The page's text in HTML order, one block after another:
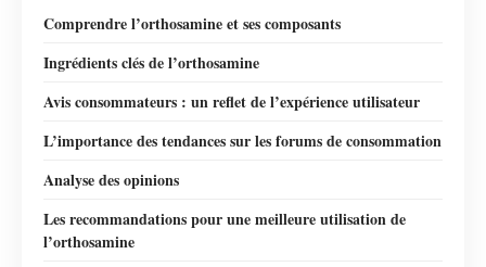
Comprendre l’orthosamine et ses composants
Ingrédients clés de l’orthosamine
Avis consommateurs : un reflet de l’expérience utilisateur
L’importance des tendances sur les forums de consommation
Analyse des opinions
Les recommandations pour une meilleure utilisation de
l’orthosamine